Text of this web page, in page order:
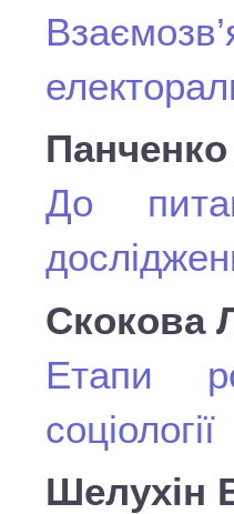
До
Скокова
Етапи
соціології
Шелухін